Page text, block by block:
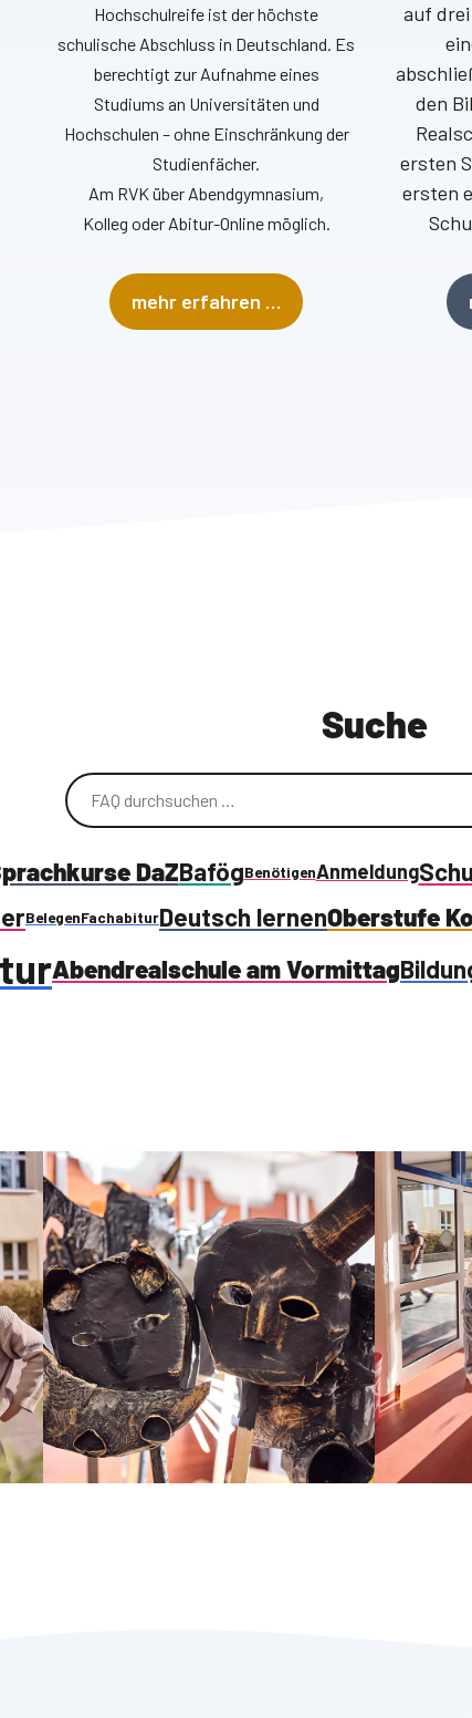
Hochschulreife ist der höchste
schulische Abschluss in Deutschland. Es
berechtigt zur Aufnahme eines
Studiums an Universitäten und
Hochschulen – ohne Einschränkung der
Studienfächer.
Am RVK über Abendgymnasium,
Kolleg oder Abitur-Online möglich.
mehr erfahren …
auf
den
ersten
ersten
Suche
DaZBafögBenötigenAnmeldung
BelegenFachabiturDeutsch lernenOberstufe
Abendrealschule am Vormittag